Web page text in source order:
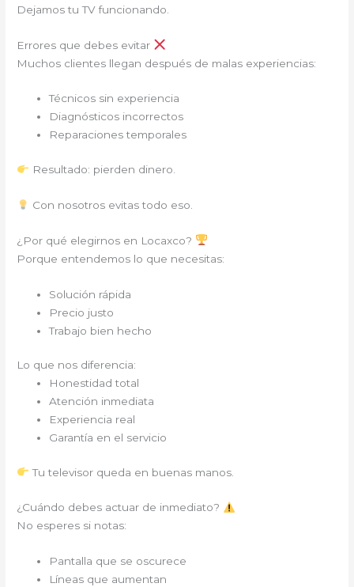
Dejamos tu TV funcionando.
Errores que debes evitar
Muchos clientes llegan después de malas experiencias:
Técnicos sin experiencia
Diagnósticos incorrectos
Reparaciones temporales
Resultado: pierden dinero.
Con nosotros evitas todo eso.
¿Por qué elegirnos en Locaxco?
Porque entendemos lo que necesitas:
Solución rápida
Precio justo
Trabajo bien hecho
Lo que nos diferencia:
Honestidad total
Atención inmediata
Experiencia real
Garantía en el servicio
Tu televisor queda en buenas manos.
¿Cuándo debes actuar de inmediato?
No esperes si notas:
Pantalla que se oscurece
Líneas que aumentan